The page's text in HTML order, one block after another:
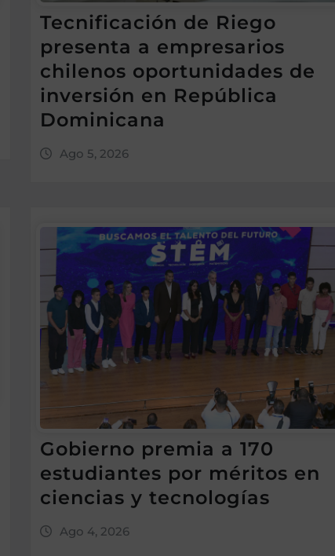
Tecnificación de Riego
presenta a empresarios
chilenos oportunidades de
inversión en República
Dominicana
Ago 5, 2026
Gobierno premia a 170
estudiantes por méritos en
ciencias y tecnologías
Ago 4, 2026